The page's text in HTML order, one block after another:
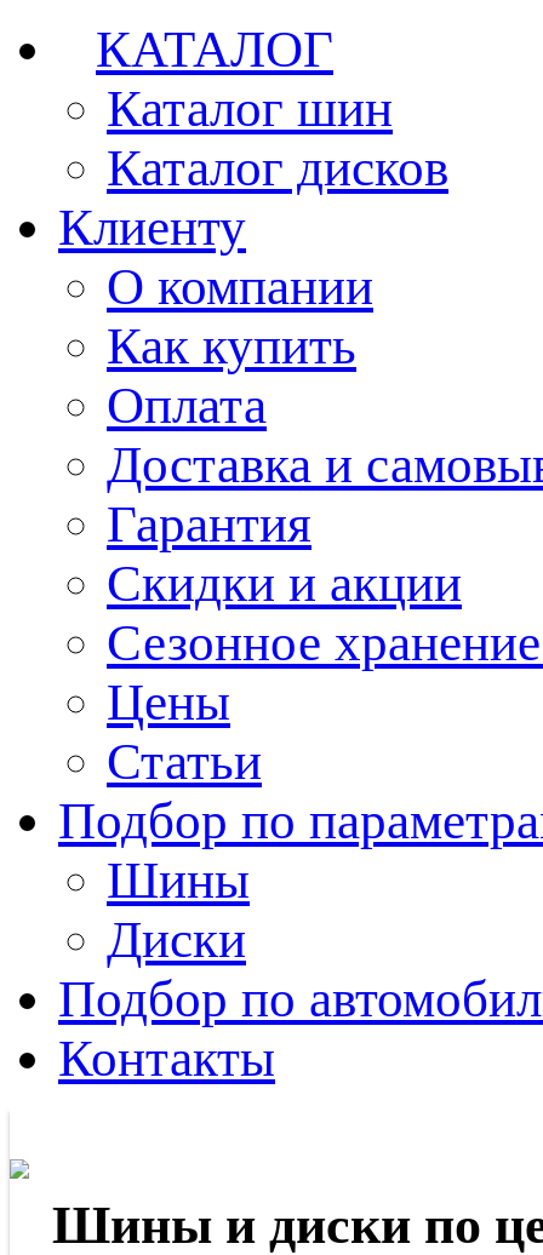
КАТАЛОГ
Каталог шин
Каталог дисков
Клиенту
О компании
Как купить
Оплата
Доставка и
Гарантия
Скидки и акции
Сезонное
Цены
Статьи
Подбор по
Шины
Диски
Подбор по
Контакты
Шины и диски по